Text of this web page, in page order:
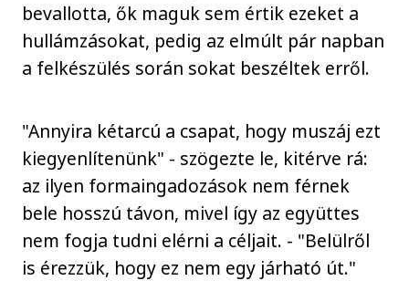
bevallotta, ők maguk sem értik ezeket a
hullámzásokat, pedig az elmúlt pár napban
a felkészülés során sokat beszéltek erről.
"Annyira kétarcú a csapat, hogy muszáj ezt
kiegyenlítenünk" - szögezte le, kitérve rá:
az ilyen formaingadozások nem férnek
bele hosszú távon, mivel így az együttes
nem fogja tudni elérni a céljait. - "Belülről
is érezzük, hogy ez nem egy járható út."